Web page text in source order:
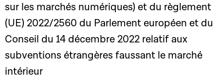
sur les marchés numériques) et du règlement
(UE) 2022/2560 du Parlement européen et du
Conseil du 14 décembre 2022 relatif aux
subventions étrangères faussant le marché
intérieur